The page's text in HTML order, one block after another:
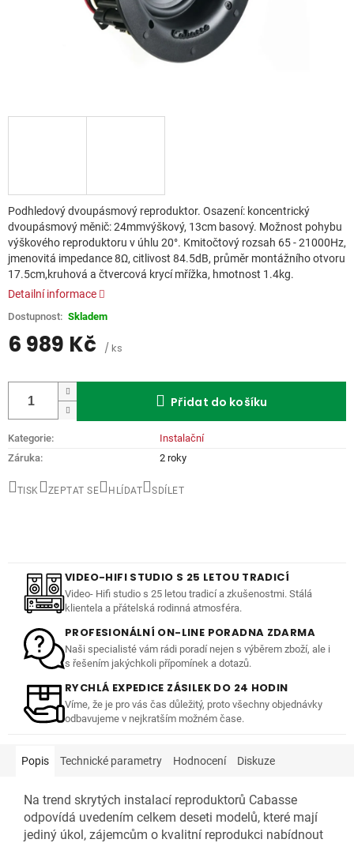
6 989 Kč / ks
cena:
Skladem
Kategorie:
Instalační
Záruka: 2 roky
Přidat do košíku
Podhledový dvoupásmový reproduktor. Osazení: koncentrický
dvoupásmový měnič: 24mmvýškový, 13cm basový. Možnost pohybu
výškového reproduktoru v úhlu 20°. Kmitočtový rozsah 65 - 21000Hz,
jmenovitá impedance 8Ω, citlivost 84.5dB, průměr montážního otvoru
17.5cm,kruhová a čtvercová krycí mřížka, hmotnost 1.4kg.
Detailní informace
TISK ZEPTAT SE HLÍDAT SDÍLET
VIDEO-HIFI STUDIO S 25 LETOU TRADICÍ
Video- Hifi studio s 25 letou tradicí a zkušenostmi. Stálá
klientela a přátelská rodinná atmosféra.
PROFESIONÁLNÍ ON-LINE PORADNA ZDARMA
Naši specialisté vám rádi poradí nejen s výběrem zboží, ale i
s řešením jakýchkoli přípomínek a dotazů.
RYCHLÁ EXPEDICE ZÁSILEK DO 24 HODIN
Víme, že je pro vás čas důležitý, proto všechny objednávky
odbavujeme v nejkratším možném čase.
Popis Technické parametry Hodnocení Diskuze
Na trend skrytých instalací reproduktorů Cabasse
odpovídá uvedením celkem deseti modelů, které mají
jediný úkol, zájemcům o kvalitní reprodukci nabídnout